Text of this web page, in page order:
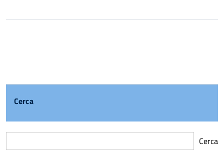
Cerca
Cerca